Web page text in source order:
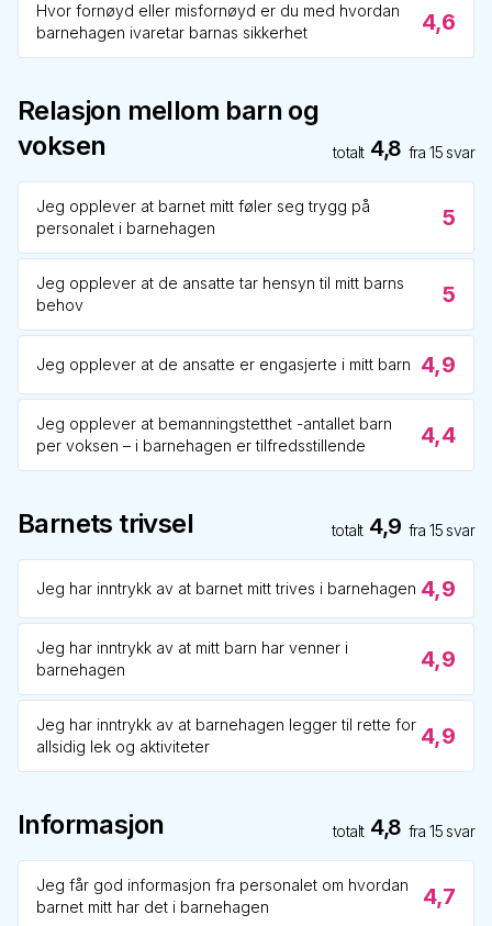
Hvor fornøyd eller misfornøyd er du med hvordan
barnehagen ivaretar barnas sikkerhet
4,6
Relasjon mellom barn og
voksen
totalt 4,8 fra15 svar
Jeg opplever at barnet mitt føler seg trygg på
personalet i barnehagen
5
Jeg opplever at de ansatte tar hensyn til mitt barns
behov
5
Jeg opplever at de ansatte er engasjerte i mitt barn 4,9
Jeg opplever at bemanningstetthet -antallet barn
per voksen – i barnehagen er tilfredsstillende
4,4
Barnets trivsel totalt 4,9 fra15 svar
Jeg har inntrykk av at barnet mitt trives i barnehagen 4,9
Jeg har inntrykk av at mitt barn har venner i
barnehagen
4,9
Jeg har inntrykk av at barnehagen legger til rette for
allsidig lek og aktiviteter
4,9
Informasjon totalt 4,8 fra15 svar
Jeg får god informasjon fra personalet om hvordan
barnet mitt har det i barnehagen
4,7